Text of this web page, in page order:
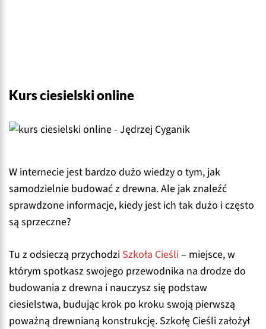
Kurs ciesielski online
W internecie jest bardzo dużo wiedzy o tym, jak
samodzielnie budować z drewna. Ale jak znaleźć
sprawdzone informacje, kiedy jest ich tak dużo i często
są sprzeczne?
Tu z odsieczą przychodzi Szkoła Cieśli– miejsce, w
którym spotkasz swojego przewodnika na drodze do
budowania z drewna i nauczysz się podstaw
ciesielstwa, budując krok po kroku swoją pierwszą
poważną drewnianą konstrukcję. Szkołę Cieśli założył